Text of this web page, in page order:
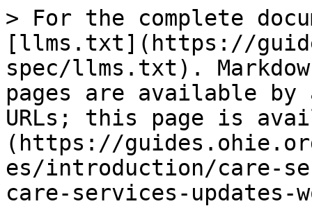
> For the complete
[llms.txt](https://
spec/llms.txt).
pages are available by
URLs; this page is
(https://
es/introduction/care-
care-services-updates-